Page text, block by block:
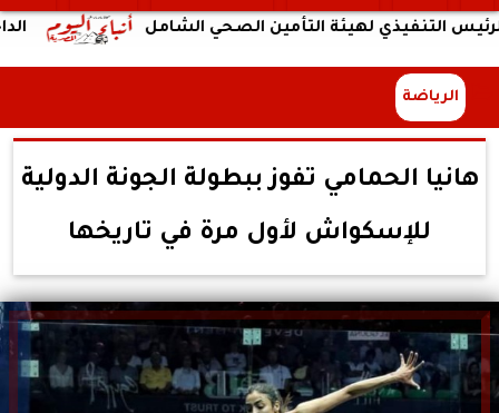
الداخلية: لهيئة التأمين الصحي الشامل
الرياضة
هانيا الحمامي تفوز ببطولة الجونة الدولية
للإسكواش لأول مرة في تاريخها